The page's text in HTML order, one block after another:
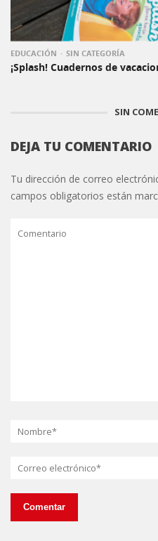
EDUCACIÓN SIN CATEGORÍA
¡Splash! Cuadernos de
SIN
DEJA TU COMENTARIO
Tu dirección de correo
campos obligatorios están